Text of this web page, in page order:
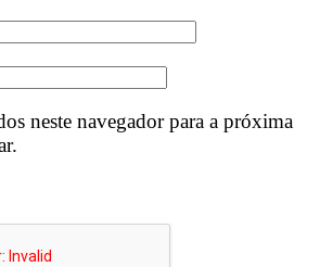
neste navegador para a próxima